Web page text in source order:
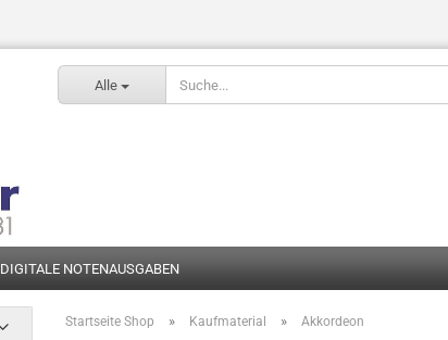
Alle
DIGITALE NOTENAUSGABEN
Startseite Shop » Kaufmaterial » Akkordeon